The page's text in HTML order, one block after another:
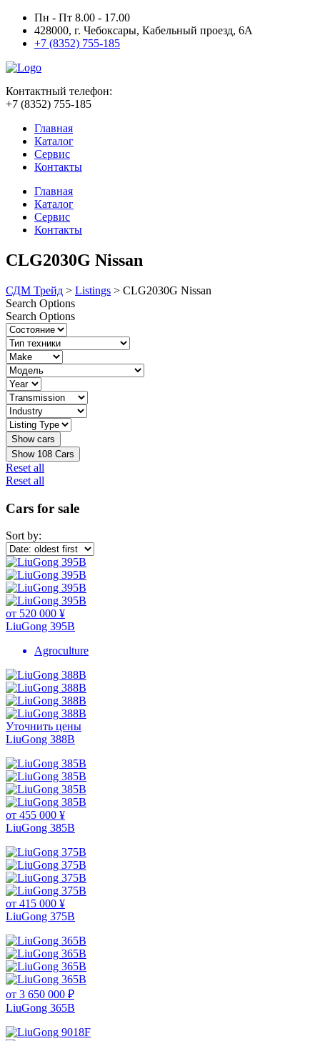
Пн - Пт 8.00 - 17.00
428000, г. Чебоксары, Кабельный проезд, 6А
+7 (8352) 755-185
Контактный телефон:
+7 (8352) 755-185
Главная
Каталог
Сервис
Контакты
Главная
Каталог
Сервис
Контакты
CLG2030G Nissan
СДМ Трейд > Listings > CLG2030G Nissan
Search Options
Search Options
Show 108 Cars
Reset all
Reset all
Cars for sale
Sort by:
от 520 000 ¥
LiuGong 395B
Agroculture
Уточнить цены
LiuGong 388В
от 455 000 ¥
LiuGong 385B
от 415 000 ¥
LiuGong 375B
от 3 650 000 ₽
LiuGong 365B